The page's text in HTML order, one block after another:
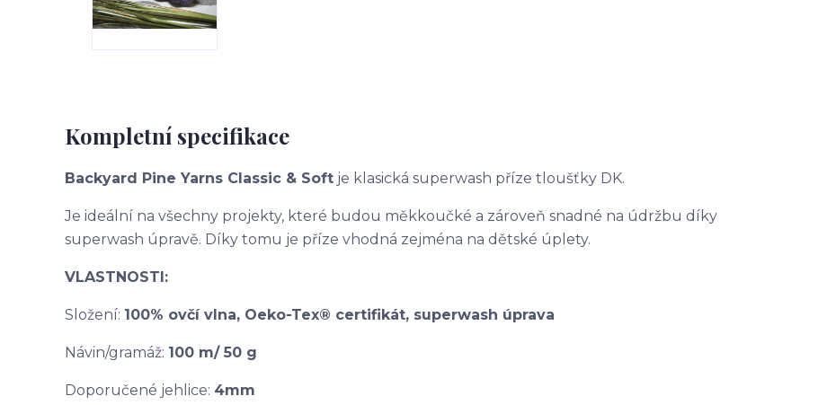
Kompletní specifikace
Backyard Pine Yarns Classic & Soft je klasická superwash příze tloušťky DK.
Je ideální na všechny projekty, které budou měkkoučké a zároveň snadné na údržbu díky
superwash úpravě. Díky tomu je příze vhodná zejména na dětské úplety.
VLASTNOSTI:
Složení: 100% ovčí vlna, Oeko-Tex® certifikát, superwash úprava
Návin/gramáž: 100 m/ 50 g
Doporučené jehlice: 4mm